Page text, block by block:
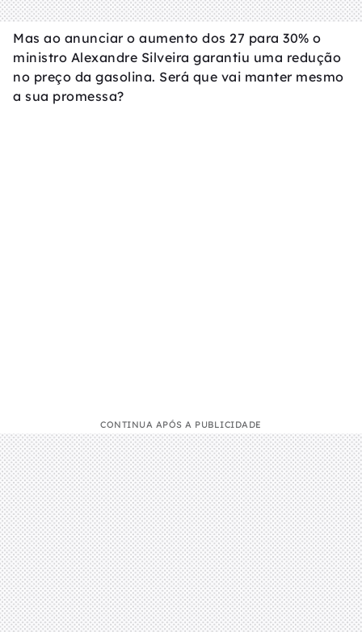
Mas ao anunciar o aumento dos 27 para 30% o
ministro Alexandre Silveira garantiu uma redução
no preço da gasolina. Será que vai manter mesmo
a sua promessa?
CONTINUA APÓS A PUBLICIDADE